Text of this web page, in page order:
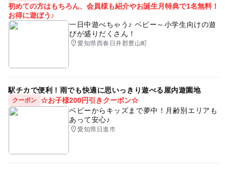
※日本語がわからない方はお断りする場合がございます
※WEB予約「残１」の会に関しては人数のご相談応じます
詳しくはお問い合わせください 070-9459-5459
予約ページ
予約はこちらから
初めての方はもちろん、会員様も紹介やお誕生月特典で1名無料！
お得に遊ぼう♪
一日中遊べちゃう♪ ベビー～小学生向けの遊
びが盛りだくさん！
愛知県西春日井郡豊山町
駅チカで便利！雨でも快適に思いっきり遊べる屋内遊園地
クーポン ☆お子様200円引きクーポン☆
ベビーからキッズまで夢中！月齢別エリアも
あって安心♪
愛知県日進市